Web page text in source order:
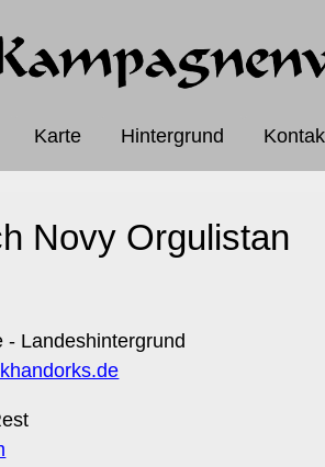
Karte Hintergrund
Novy Orgulistan
- Landeshintergrund